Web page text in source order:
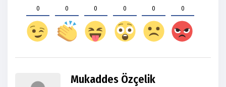
0 0 0 0 0 0
Mukaddes Özçelik